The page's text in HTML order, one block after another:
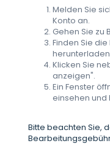
Melden Sie
Konto an.
Gehen Sie zu
Finden Sie
Klicken Sie
anzeigen".
Ein Fenster
einsehen und
Bitte beachten Sie,